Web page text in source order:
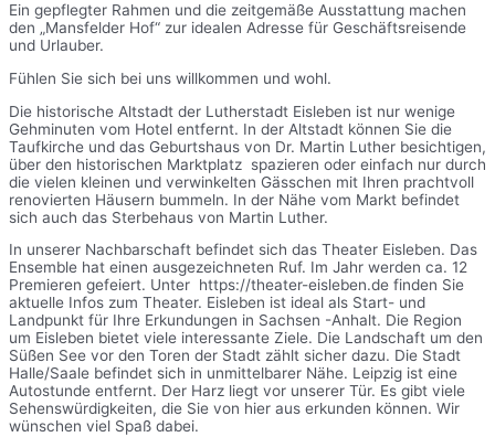
Ein gepflegter Rahmen und die zeitgemäße Ausstattung machen
den „Mansfelder Hof“ zur idealen Adresse für Geschäftsreisende
und Urlauber.
Fühlen Sie sich bei uns willkommen und wohl.
Die historische Altstadt der Lutherstadt Eisleben ist nur wenige
Gehminuten vom Hotel entfernt. In der Altstadt können Sie die
Taufkirche und das Geburtshaus von Dr. Martin Luther besichtigen,
über den historischen Marktplatz spazieren oder einfach nur durch
die vielen kleinen und verwinkelten Gässchen mit Ihren prachtvoll
renovierten Häusern bummeln. In der Nähe vom Markt befindet
sich auch das Sterbehaus von Martin Luther.
In unserer Nachbarschaft befindet sich das Theater Eisleben. Das
Ensemble hat einen ausgezeichneten Ruf. Im Jahr werden ca. 12
Premieren gefeiert. Unter https://theater-eisleben.de finden Sie
aktuelle Infos zum Theater. Eisleben ist ideal als Start- und
Landpunkt für Ihre Erkundungen in Sachsen -Anhalt. Die Region
um Eisleben bietet viele interessante Ziele. Die Landschaft um den
Süßen See vor den Toren der Stadt zählt sicher dazu. Die Stadt
Halle/Saale befindet sich in unmittelbarer Nähe. Leipzig ist eine
Autostunde entfernt. Der Harz liegt vor unserer Tür. Es gibt viele
Sehenswürdigkeiten, die Sie von hier aus erkunden können. Wir
wünschen viel Spaß dabei.